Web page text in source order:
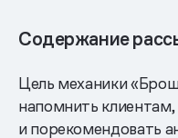
Содержание
Цель механики
напомнить
и порекомендовать